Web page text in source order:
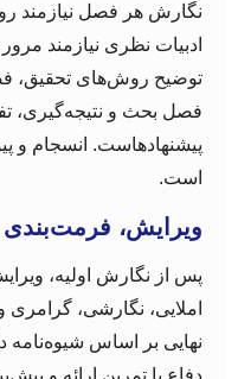
نگارش هر فصل نیازمند
ادبیات نظری نیازمند
توضیح روش‌های تحقیق، فصل
فصل بحث و نتیجه‌گیری،
پیشنهادهاست. انسجام و
است.
ویرایش، فرمت‌بندی
پس از نگارش اولیه،
املایی، نگارشی،
نهایی بر اساس شیوه‌نامه
دفاع با تمرین ارائه و